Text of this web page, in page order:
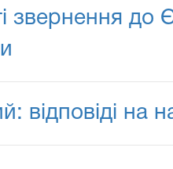
звернення до
відповіді на